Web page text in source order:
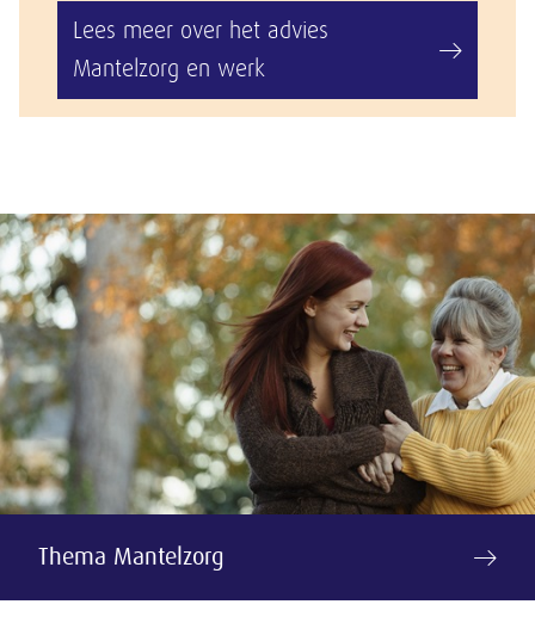
Lees meer over het advies
Mantelzorg en werk
Thema Mantelzorg